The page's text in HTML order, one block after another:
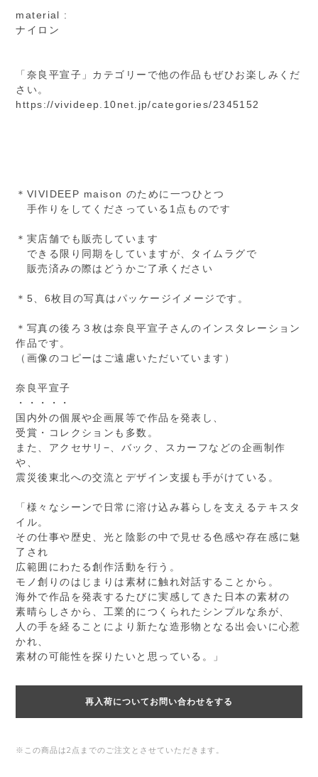
material :
ナイロン
「奈良平宣子」カテゴリーで他の作品もぜひお楽しみくだ
さい。
https://vivideep.10net.jp/categories/2345152
＊VIVIDEEP maison のために一つひとつ
手作りをしてくださっている1点ものです
＊実店舗でも販売しています
できる限り同期をしていますが、タイムラグで
販売済みの際はどうかご了承ください
＊5、6枚目の写真はパッケージイメージです。
＊写真の後ろ３枚は奈良平宣子さんのインスタレーション
作品です。
（画像のコピーはご遠慮いただいています）
奈良平宣子
・・・・・
国内外の個展や企画展等で作品を発表し、
受賞・コレクションも多数。
また、アクセサリ−、バック、スカーフなどの企画制作
や、
震災後東北への交流とデザイン支援も手がけている。
「様々なシーンで日常に溶け込み暮らしを支えるテキスタ
イル。
その仕事や歴史、光と陰影の中で見せる色感や存在感に魅
了され
広範囲にわたる創作活動を行う。
モノ創りのはじまりは素材に触れ対話することから。
海外で作品を発表するたびに実感してきた日本の素材の
素晴らしさから、工業的につくられたシンプルな糸が、
人の手を経ることにより新たな造形物となる出会いに心惹
かれ、
素材の可能性を探りたいと思っている。」
再入荷についてお問い合わせをする
※この商品は2点までのご注文とさせていただきます。